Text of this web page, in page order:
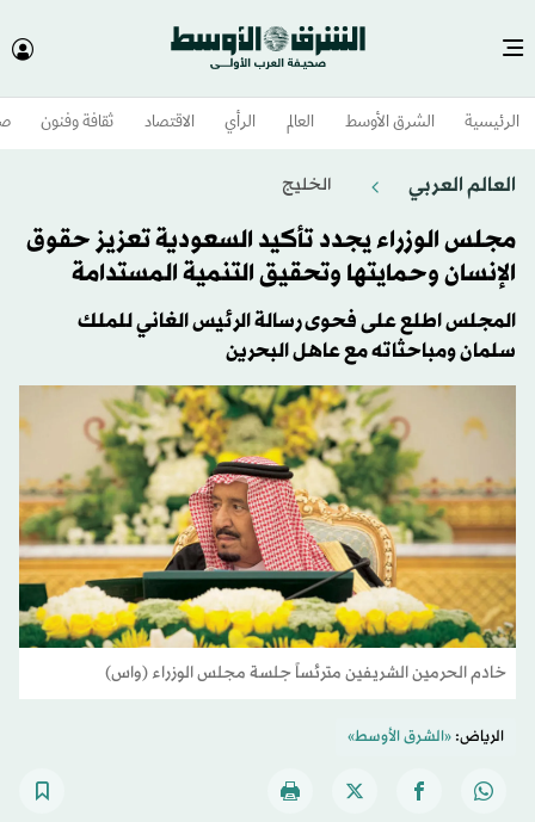
الرئيسية الشرق الأوسط​ العالم الرأي الاقتصاد ثقافة وفنون
العالم العربي الخليج
مجلس الوزراء يجدد تأكيد السعودية تعزيز حقوق
الإنسان وحمايتها وتحقيق التنمية المستدامة
المجلس اطلع على فحوى رسالة الرئيس الغاني للملك
سلمان ومباحثاته مع عاهل البحرين
خادم الحرمين الشريفين مترئساً جلسة مجلس الوزراء (واس)
الرياض:«الشرق الأوسط»